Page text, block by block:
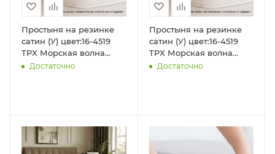
Простыня на резинке
сатин (У) цвет:16-4519
TPX Морская волна
(90х200х35)
Достаточно
Простыня на резинке
сатин (У) цвет:16-4519
TPX Морская волна
(140х200х35)
Достаточно